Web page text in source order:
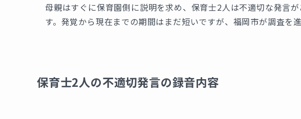
母親はすぐに保育園側に説明を求め、保育士2人は不適切な発言
す。発覚から現在までの期間はまだ短いですが、福岡市が調査を
保育士2人の不適切発言の録音内容